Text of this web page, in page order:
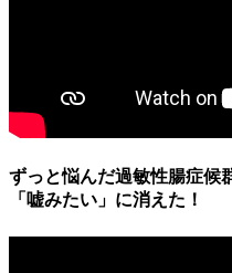
ずっと悩んだ過敏性腸症候
「嘘みたい」に消えた！